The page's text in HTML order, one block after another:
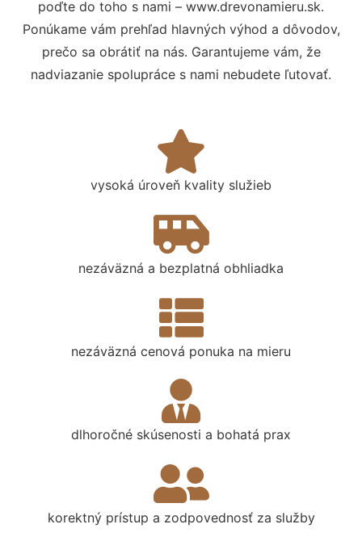
poďte do toho s nami – www.drevonamieru.sk.
Ponúkame vám prehľad hlavných výhod a dôvodov,
prečo sa obrátiť na nás. Garantujeme vám, že
nadviazanie spolupráce s nami nebudete ľutovať.
vysoká úroveň kvality služieb
nezáväzná a bezplatná obhliadka
nezáväzná cenová ponuka na mieru
dlhoročné skúsenosti a bohatá prax
korektný prístup a zodpovednosť za služby